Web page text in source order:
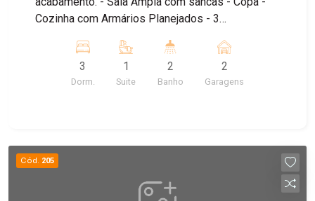
Cozinha com Armários Planejados - 3
AC. - Banheiro Social - Área Gourmet
churrasqueira - fogão - armários - balcão e pias
Banheiro. - Lavanderia - Garagem para 2 carros
3
Dorm.
1
Suite
2
Banho
2
Garagens
Cód. 205